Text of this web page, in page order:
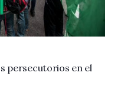
persecutorios en el